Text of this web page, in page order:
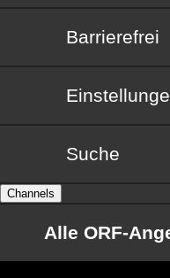
Barrierefrei
Barrierefrei
Suche
Channels
Alle ORF-